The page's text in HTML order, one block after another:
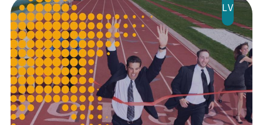
LV